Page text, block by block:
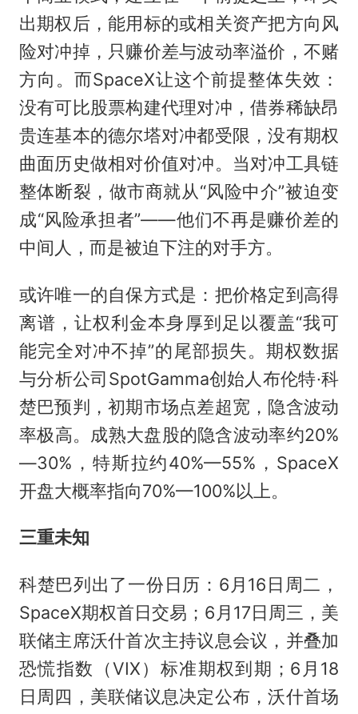
出期权后，能用标的或相关资产把方向风
险对冲掉，只赚价差与波动率溢价，不赌
方向。而SpaceX让这个前提整体失效：
没有可比股票构建代理对冲，借券稀缺昂
贵连基本的德尔塔对冲都受限，没有期权
曲面历史做相对价值对冲。当对冲工具链
整体断裂，做市商就从“风险中介”被迫变
成“风险承担者”——他们不再是赚价差的
中间人，而是被迫下注的对手方。
或许唯一的自保方式是：把价格定到高得
离谱，让权利金本身厚到足以覆盖“我可
能完全对冲不掉”的尾部损失。期权数据
与分析公司SpotGamma创始人布伦特·科
楚巴预判，初期市场点差超宽，隐含波动
率极高。成熟大盘股的隐含波动率约20%
—30%，特斯拉约40%—55%，SpaceX
开盘大概率指向70%—100%以上。
三重未知
科楚巴列出了一份日历：6月16日周二，
SpaceX期权首日交易；6月17日周三，美
联储主席沃什首次主持议息会议，并叠加
恐慌指数（VIX）标准期权到期；6月18
日周四，美联储议息决定公布，沃什首场